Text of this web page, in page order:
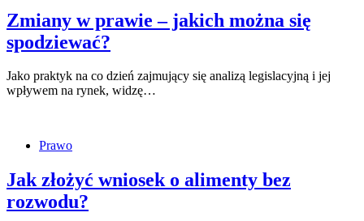
Zmiany w prawie – jakich można się
spodziewać?
Jako praktyk na co dzień zajmujący się analizą legislacyjną i jej
wpływem na rynek, widzę…
Prawo
Jak złożyć wniosek o alimenty bez
rozwodu?